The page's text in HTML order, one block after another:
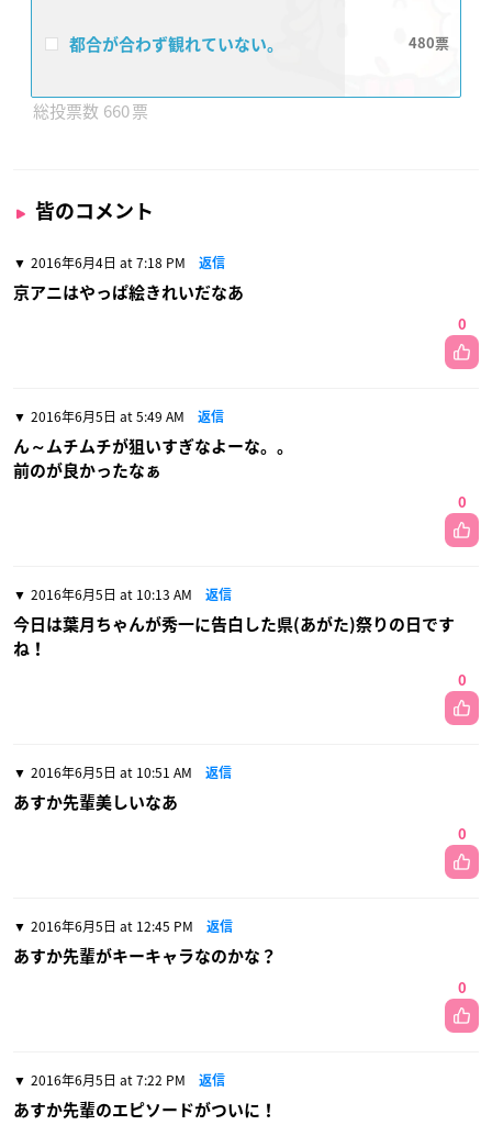
都合が合わず観れていない。 480
660
皆のコメント
2016年6月4日 at 7:18 PM 返信
京アニはやっぱ絵きれいだなあ
0
2016年6月5日 at 5:49 AM 返信
ん～ムチムチが狙いすぎなよーな。。
前のが良かったなぁ
0
2016年6月5日 at 10:13 AM 返信
今日は葉月ちゃんが秀一に告白した県(あがた)祭りの日です
ね！
0
2016年6月5日 at 10:51 AM 返信
あすか先輩美しいなあ
0
2016年6月5日 at 12:45 PM 返信
あすか先輩がキーキャラなのかな？
0
2016年6月5日 at 7:22 PM 返信
あすか先輩のエピソードがついに！